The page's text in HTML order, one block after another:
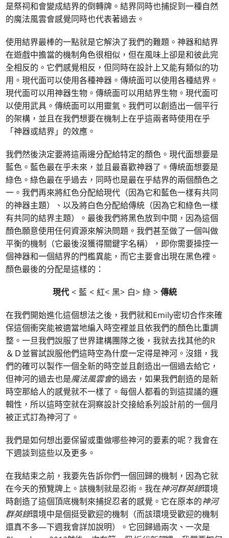
是祭祠和會變成結界的倒轉牌。結界同時也捕捉到一種自然
的魔法風雲會感覺同時也代表著過去。
使用結界最棒的一點就是它解決了我們的難題。神器和結界
在遊戲中擔當的機制角色很相似，但在風味上卻是和彼此完
全相反的。它們感覺相反，但同時在設計上又能有類似的功
用。現代面可以使用各種神器。傳統面可以使用各種結界。
現代面可以用神器生物。傳統面可以用結界生物。現代面可
以使用武具。傳統面可以用靈氣。我們可以創造出一個平行
的架構，並且在我們想要在機制上在乎這兩者時使用在乎
「神器或結界」的效應。
我們然後決定要將這兩邊分配給特定的顏色。現代面想要是
藍色。藍色最在乎未來，並且最喜歡神器了。傳統面想要是
綠色。綠色最在乎過去，同時也是最在乎結界的兩個顏色之
一。我們再來將紅色分配給現代（因為它和藍色一樣有共同
的神器主題）、以及將白色分配給傳統（因為它和綠色一樣
有共同的結界主題）。最後我們將黑色放到中間，因為這個
顏色願意使用任何資源來解決問題。我們甚至做了一個叫做
平衡的機制（它最後沒獲得關鍵字名稱），即你需要操控一
個神器和一個結界的門檻異能，而它主要會出現在黑色裡。
顏色最後的分配是這樣的：
現代< 藍 < 紅< 黑> 白> 綠 > 傳統
在我們開始進化這個想法之後，我們就和Emily密切合作來確
保這個衝突能被適當地編入時空裡並且依我們的顏色比重調
整。一旦我們說服了世界建構團隊之後，我就去找其他的R
＆Ｄ並嘗試說服他們這時空為什麼一定得是神河。沒錯，我
們的確可以製作一個全新的時空並且創造出一個過去給它，
但神河的過去也是魔法風雲會的過去，如果我們創造的是新
時空那給人的感覺就不一樣了。每個人都看的到這提議的邏
輯性，所以這時空就在洞察設計交接給系列設計前的一個月
被正式訂為神河了。
我們是如何想出要保留或重做哪些神河的要素的呢？我會在
下週談到這些以及更多。
在我結束之前，我要先告訴你們一個回歸的機制，因為它就
在今天的預覽牌上。該機制就是忍術。我在神河群英錄環境
時創造了這個頂底機制來捕捉忍者的感覺。它在原本的神河
群英錄環境中是個挺受歡迎的機制（而該環境受歡迎的機制
還真不多—下週我會詳加說明）。它回歸過兩次、一次是